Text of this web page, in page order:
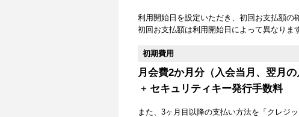
利用開始日を設定いただき、初回お支払額の
初回お支払額は利用開始日によって異なりま
初期費用
月会費2か月分（入会当月、翌月の
+ セキュリティキー発行手数料
また、3ヶ月目以降の支払い方法を「クレジ